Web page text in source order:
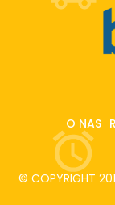
O NAS
© COPYRIGHT